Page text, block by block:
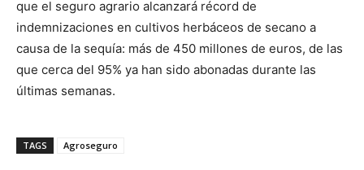
que el seguro agrario alcanzará récord de
indemnizaciones en cultivos herbáceos de secano a
causa de la sequía: más de 450 millones de euros, de las
que cerca del 95% ya han sido abonadas durante las
últimas semanas.
TAGS Agroseguro